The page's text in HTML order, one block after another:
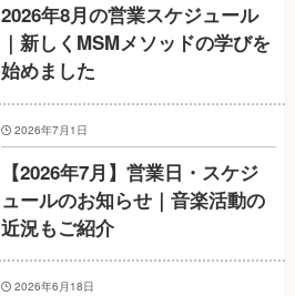
2026年8月の営業スケジュール
｜新しくMSMメソッドの学びを
始めました
【2026年7月】営業日・スケジ
ュールのお知らせ｜音楽活動の
近況もご紹介
2026年7月1日
2026年6月18日